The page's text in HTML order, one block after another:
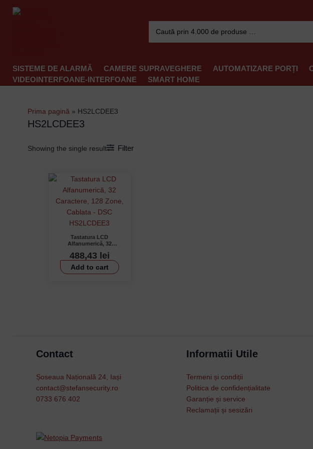
Search
for:
SISTEME DE ALARMĂ CAMERE SUPRAVEGHERE AUTOMATIZARE PORȚI
VIDEOINTERFOANE-INTERFOANE
SMART HOME
Prima pagină » HS2LCDEE3
HS2LCDEE3
Showing the single result Filter
Tastatura LCD
Alfanumerică, 32
Cablata – DSC
488,43 lei
Add to cart
Contact
Șoseaua Națională 24, Iași
contact@stefansecurity.ro
0733 676 402
Informatii Utile
Termeni și condiții
Politica de confidențialitate
Garanție și service
Reclamații și sesizări